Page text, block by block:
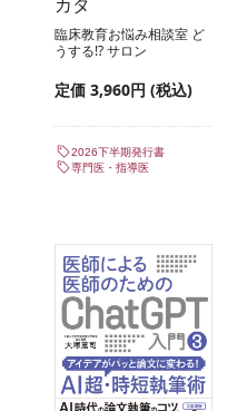
臨床教育お悩み相談室 ど
うする!? サロン
定価 3,960円 (税込)
2026下半期発行書
専門医・指導医